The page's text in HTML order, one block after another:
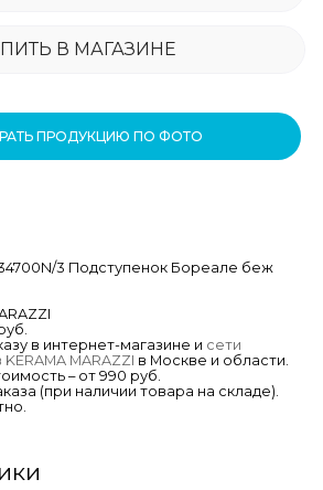
В МАГАЗИНЕ
ПРОДУКЦИЮ ПО ФОТО
3 Подступенок Бореале беж
в интернет-магазине и сети
MARAZZI в Москве и области.
– от 990 руб.
(при наличии товара на складе).